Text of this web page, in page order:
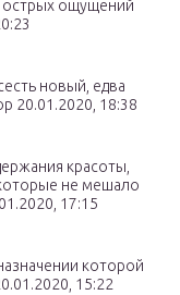
ощущений
новый, едва
20.01.2020, 18:38
красоты,
не мешало
17:15
которой
15:22